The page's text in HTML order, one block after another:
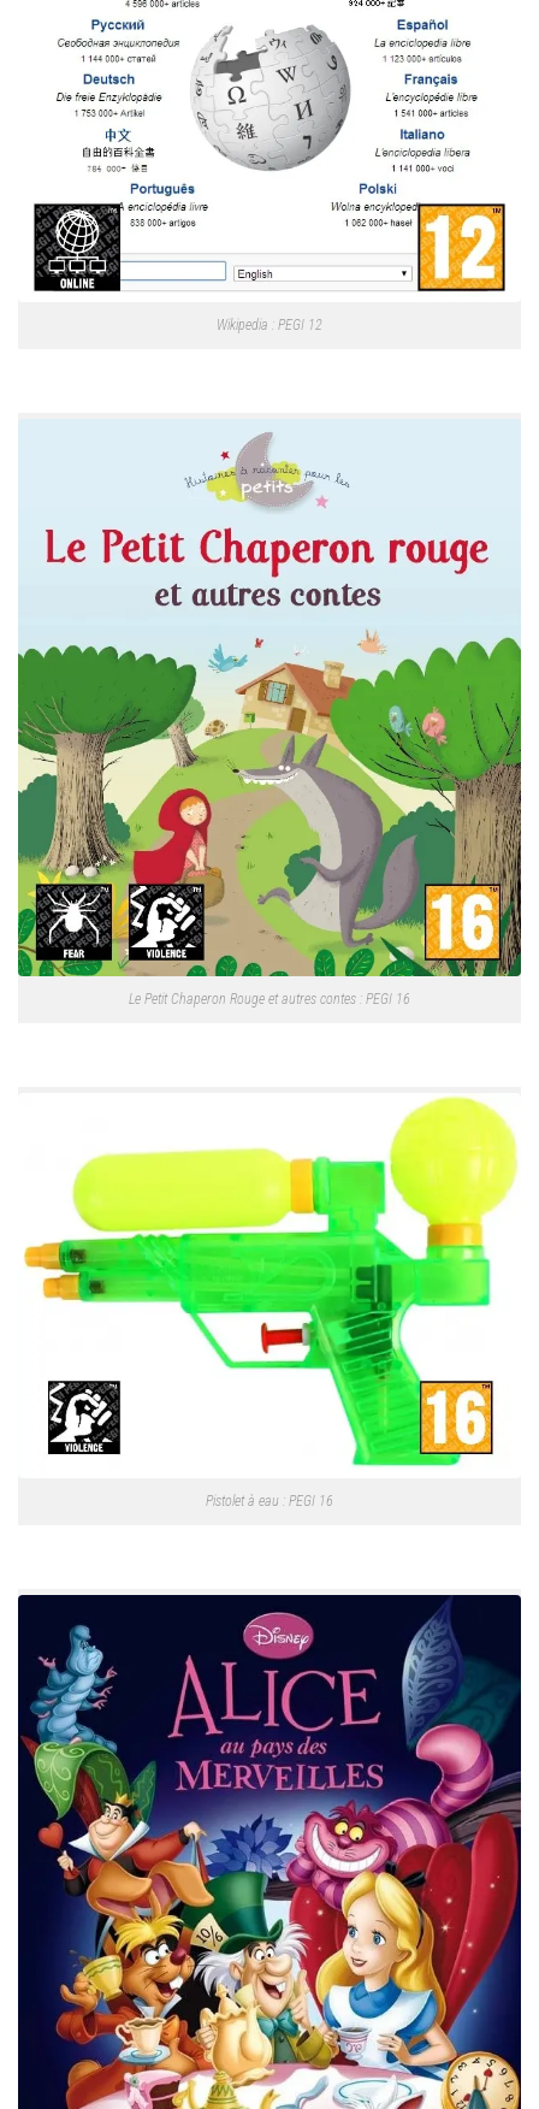
Wikipedia : PEGI 12
Le Petit Chaperon Rouge et autres contes : PEGI 16
Pistolet à eau : PEGI 16